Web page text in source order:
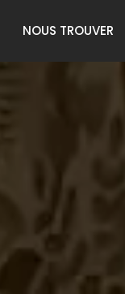
NOUS TROUVER